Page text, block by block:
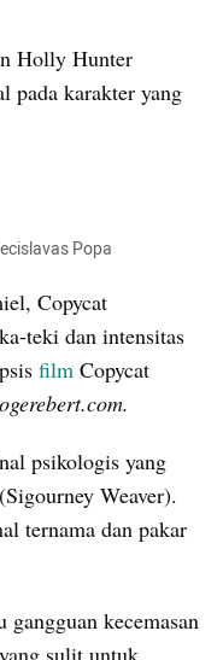
Holly Hunter
pada karakter yang
Popa
Copycat
teki dan intensitas
film Copycat
psikologis yang
Weaver).
ternama dan pakar
kecemasan
sulit untuk